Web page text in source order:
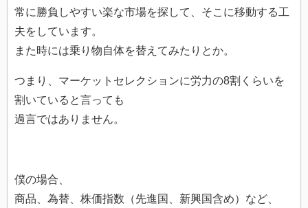
常に勝負しやすい楽な市場を探して、そこに移動する工
夫をしています。
また時には乗り物自体を替えてみたりとか。
つまり、マーケットセレクションに労力の8割くらいを
割いていると言っても
過言ではありません。
僕の場合、
商品、為替、株価指数（先進国、新興国含め）など、